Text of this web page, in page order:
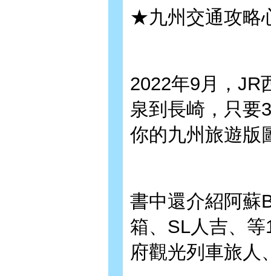
★九州交通攻略
2022年9月，JR
泉到長崎，只要
你的九州旅遊版
書中還介紹阿蘇
箱、SL人吉、
府觀光列車旅人